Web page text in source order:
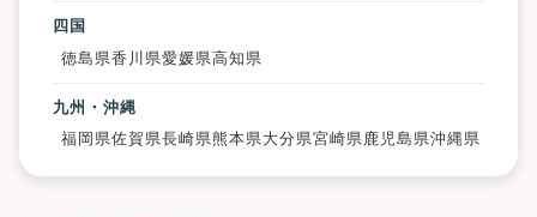
四国
徳島県香川県愛媛県高知県
九州・沖縄
福岡県佐賀県長崎県熊本県大分県宮崎県鹿児島県沖縄県